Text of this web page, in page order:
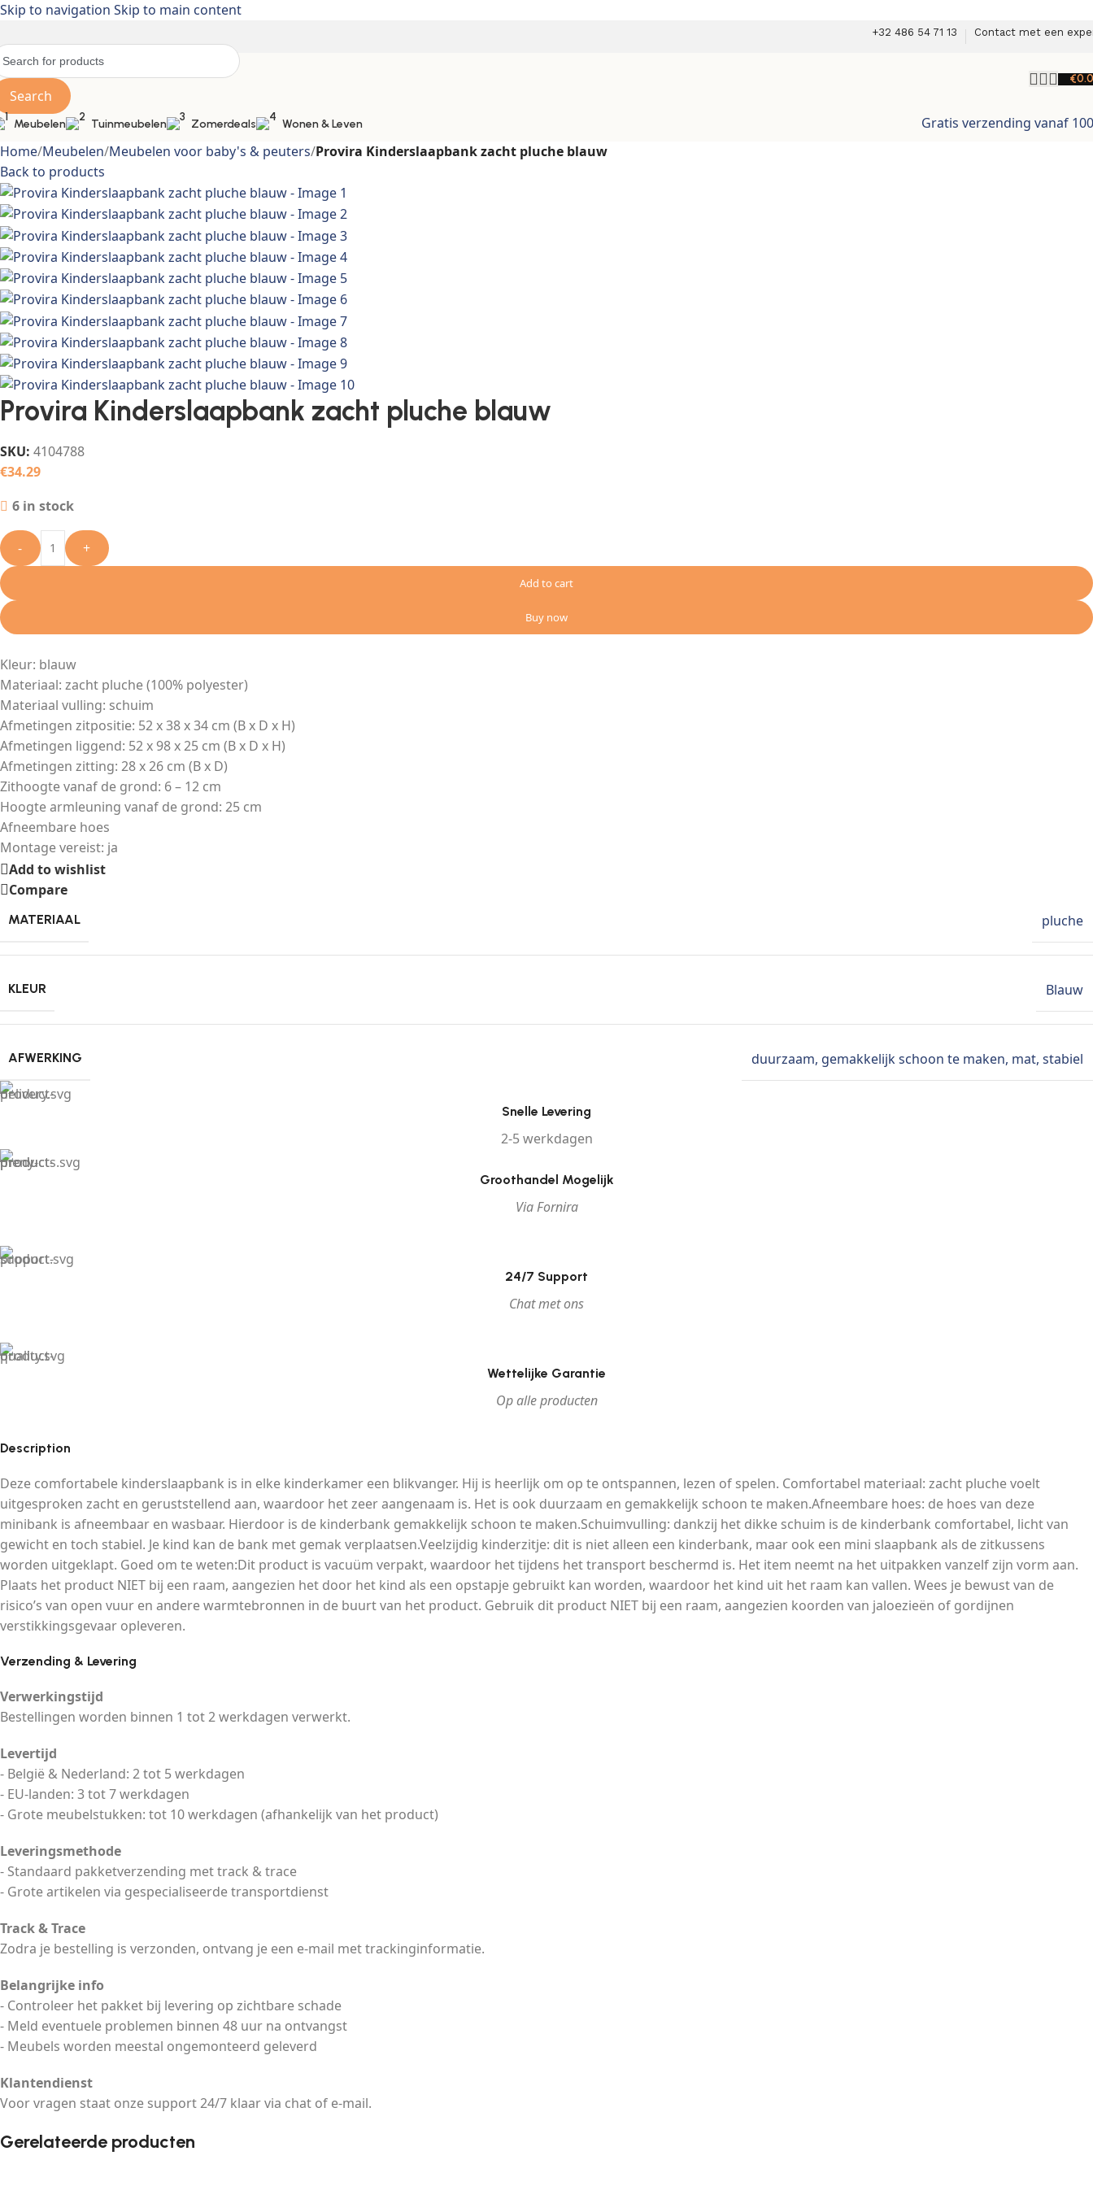
Skip to navigation Skip to main content
+32 486 54 71 13 Contact met een
Search
€
Meubelen Tuinmeubelen Zomerdeals Wonen & Leven
Gratis verzending vanaf
Home/Meubelen/Meubelen voor baby's & peuters/Provira Kinderslaapbank zacht pluche blauw
Back to products
Provira Kinderslaapbank zacht pluche blauw
SKU: 4104788
€34.29
6 in stock
- +
Add to cart
Buy now
Kleur: blauw
Materiaal: zacht pluche (100% polyester)
Materiaal vulling: schuim
Afmetingen zitpositie: 52 x 38 x 34 cm (B x D x H)
Afmetingen liggend: 52 x 98 x 25 cm (B x D x H)
Afmetingen zitting: 28 x 26 cm (B x D)
Zithoogte vanaf de grond: 6 – 12 cm
Hoogte armleuning vanaf de grond: 25 cm
Afneembare hoes
Montage vereist: ja
Add to wishlist
Compare
MATERIAAL pluche
KLEUR Blauw
AFWERKING duurzaam, gemakkelijk schoon te maken, mat, stabiel
Snelle Levering
2-5 werkdagen
Groothandel Mogelijk
Via Fornira
24/7 Support
Chat met ons
Wettelijke Garantie
Op alle producten
Description
Deze comfortabele kinderslaapbank is in elke kinderkamer een blikvanger. Hij is heerlijk om op te ontspannen, lezen of spelen. Comfortabel materiaal: zacht pluche voelt
uitgesproken zacht en geruststellend aan, waardoor het zeer aangenaam is. Het is ook duurzaam en gemakkelijk schoon te maken.Afneembare hoes: de hoes van deze
minibank is afneembaar en wasbaar. Hierdoor is de kinderbank gemakkelijk schoon te maken.Schuimvulling: dankzij het dikke schuim is de kinderbank comfortabel, licht van
gewicht en toch stabiel. Je kind kan de bank met gemak verplaatsen.Veelzijdig kinderzitje: dit is niet alleen een kinderbank, maar ook een mini slaapbank als de zitkussens
worden uitgeklapt. Goed om te weten:Dit product is vacuüm verpakt, waardoor het tijdens het transport beschermd is. Het item neemt na het uitpakken vanzelf zijn vorm aan.
Plaats het product NIET bij een raam, aangezien het door het kind als een opstapje gebruikt kan worden, waardoor het kind uit het raam kan vallen. Wees je bewust van de
risico’s van open vuur en andere warmtebronnen in de buurt van het product. Gebruik dit product NIET bij een raam, aangezien koorden van jaloezieën of gordijnen
verstikkingsgevaar opleveren.
Verzending & Levering
Verwerkingstijd
Bestellingen worden binnen 1 tot 2 werkdagen verwerkt.
Levertijd
- België & Nederland: 2 tot 5 werkdagen
- EU-landen: 3 tot 7 werkdagen
- Grote meubelstukken: tot 10 werkdagen (afhankelijk van het product)
Leveringsmethode
- Standaard pakketverzending met track & trace
- Grote artikelen via gespecialiseerde transportdienst
Track & Trace
Zodra je bestelling is verzonden, ontvang je een e-mail met trackinginformatie.
Belangrijke info
- Controleer het pakket bij levering op zichtbare schade
- Meld eventuele problemen binnen 48 uur na ontvangst
- Meubels worden meestal ongemonteerd geleverd
Klantendienst
Voor vragen staat onze support 24/7 klaar via chat of e-mail.
Gerelateerde producten